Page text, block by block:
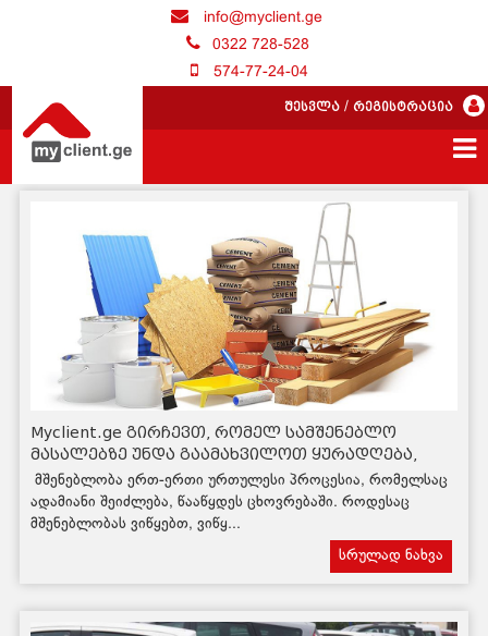
info@myclient.ge
0322 728-528
574-77-24-04
შესვლა / რეგისტრაცია
Myclient.ge გირჩევთ, რომელ სამშენებლო
მასალებზე უნდა გაამახვილოთ ყურადღება,
რათა მოსალოდნელ უსიამოვნებებს თავი
აარიდოთ?
მშენებლობა ერთ-ერთი ურთულესი პროცესია, რომელსაც
ადამიანი შეიძლება, წააწყდეს ცხოვრებაში. როდესაც
მშენებლობას ვიწყებთ, ვიწყ...
სრულად ნახვა